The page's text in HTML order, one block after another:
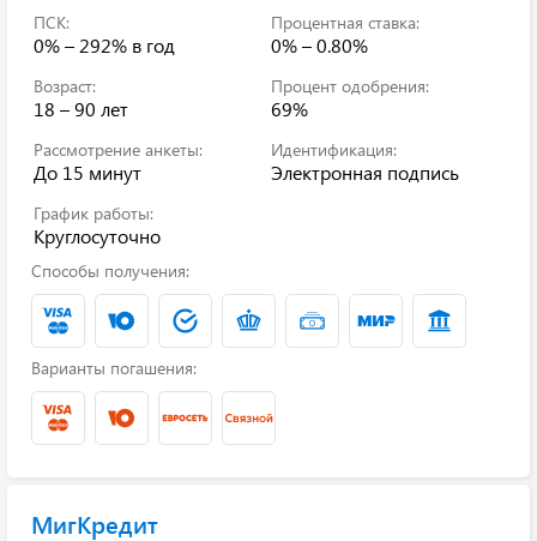
ПСК:
0% – 292% в год
Процентная ставка:
0% – 0.80%
Возраст:
18 – 90 лет
Процент одобрения:
69%
Рассмотрение анкеты:
До 15 минут
Идентификация:
Электронная подпись
График работы:
Круглосуточно
Способы получения:
Варианты погашения:
МигКредит